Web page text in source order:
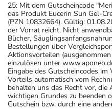
25: Mit dem Gutscheincode
das Produkt Eucerin Sun Gel-
(PZN 10832664). Gültig:
der Vorrat reicht. Nicht
Bücher,
Bestellungen über
Aktionsvorteilen
einzulösen unter
Eingabe des Gutscheincodes
Vorteils automatisch vom
behalten uns das Recht vor, die
wichtigen Grundes zu beenden
Gutschein bzw. durch eine